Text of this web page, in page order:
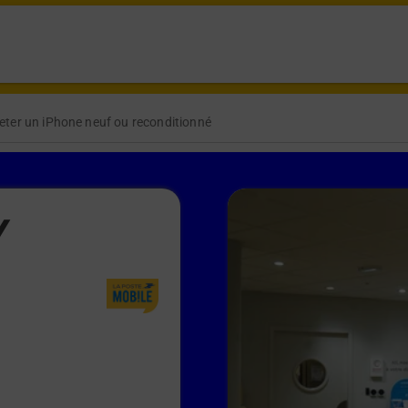
un iPhone neuf ou reconditionné